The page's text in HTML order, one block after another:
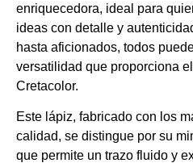
enriquecedora, ideal para
ideas con detalle y
hasta aficionados, todos
versatilidad que proporciona
Cretacolor.
Este lápiz, fabricado con los
calidad, se distingue por su
que permite un trazo fluido y